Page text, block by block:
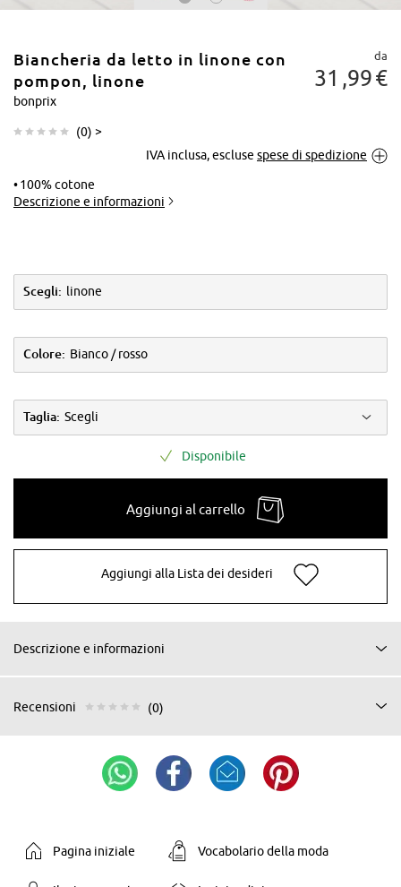
ingrandire
Biancheria da letto in linone con
pompon, linone
bonprix
(0) >
da
31 99€
IVA inclusa, escluse spese di spedizione
100% cotone
Descrizione e informazioni
Scegli: linone
Colore: Bianco / rosso
Taglia: Scegli
Disponibile
Aggiungi al carrello
Aggiungi alla Lista dei desideri
Descrizione e informazioni
Recensioni (0)
Pagina iniziale Vocabolario della moda